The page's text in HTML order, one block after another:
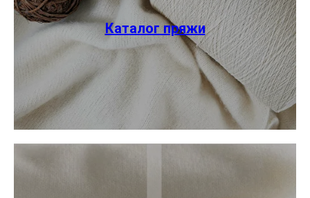
Каталог пряжи